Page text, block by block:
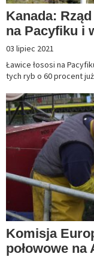
Kanada:
na Pacyfiku i
03 lipiec 2021
Ławice łososi na
tych ryb o 60 procent
Komisja
połowowe na